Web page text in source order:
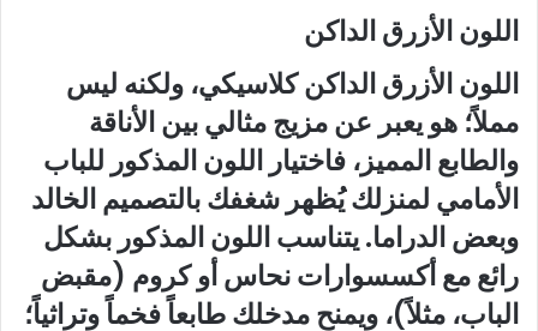
اللون الأزرق الداكن
اللون الأزرق الداكن كلاسيكي، ولكنه ليس
مملاً؛ هو يعبر عن مزيج مثالي بين الأناقة
والطابع المميز، فاختيار اللون المذكور للباب
الأمامي لمنزلك يُظهر شغفك بالتصميم الخالد
وبعض الدراما. يتناسب اللون المذكور بشكل
رائع مع أكسسوارات نحاس أو كروم (مقبض
الباب، مثلاً)، ويمنح مدخلك طابعاً فخماً وتراثياً؛